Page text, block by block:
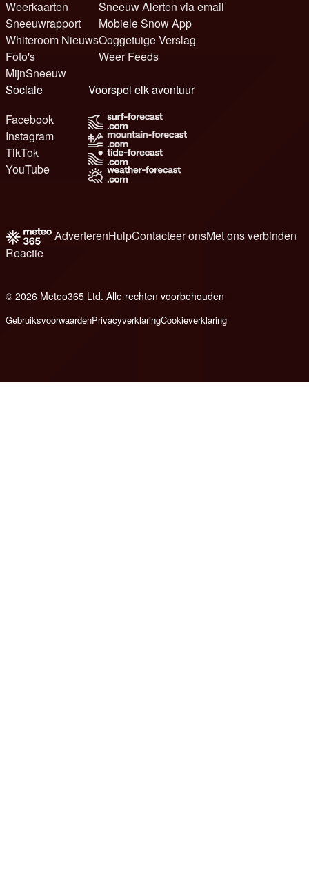
Weerkaarten
Sneeuwrapport
Whiteroom Nieuws
Foto's
MijnSneeuw
Sneeuw Alerten via email
Mobiele Snow App
Ooggetuige Verslag
Weer Feeds
Sociale
Facebook
Instagram
TikTok
YouTube
Voorspel elk avontuur
AdverterenHulpContacteer onsMet ons verbinden
Reactie
© 2026 Meteo365 Ltd. Alle rechten voorbehouden
GebruiksvoorwaardenPrivacyverklaringCookieverklaring